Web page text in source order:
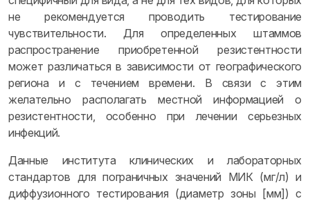
не рекомендуется проводить тестирование
чувствительности. Для определенных штаммов
распространение приобретенной резистентности
может различаться в зависимости от географического
региона и с течением времени. В связи с этим
желательно располагать местной информацией о
резистентности, особенно при лечении серьезных
инфекций.
Данные института клинических и лабораторных
стандартов для пограничных значений МИК (мг/л) и
диффузионного тестирования (диаметр зоны [мм]) с